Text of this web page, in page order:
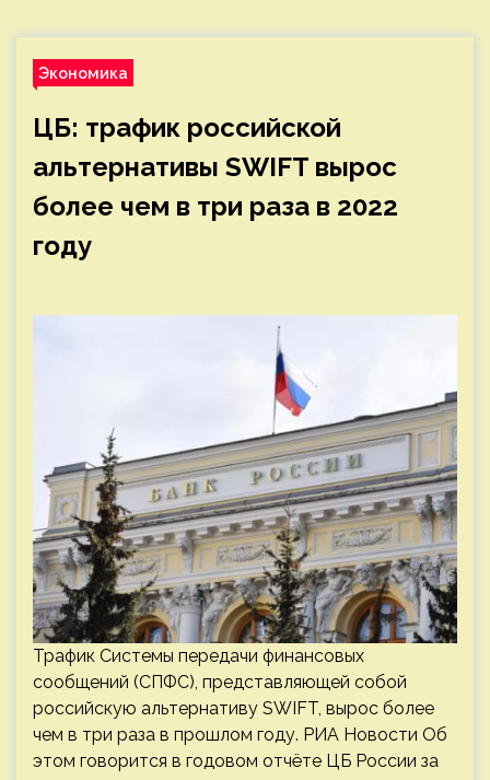
Экономика
ЦБ: трафик российской
альтернативы SWIFT вырос
более чем в три раза в 2022
году
Трафик Системы передачи финансовых
сообщений (СПФС), представляющей собой
российскую альтернативу SWIFT, вырос более
чем в три раза в прошлом году. РИА Новости Об
этом говорится в годовом отчёте ЦБ России за